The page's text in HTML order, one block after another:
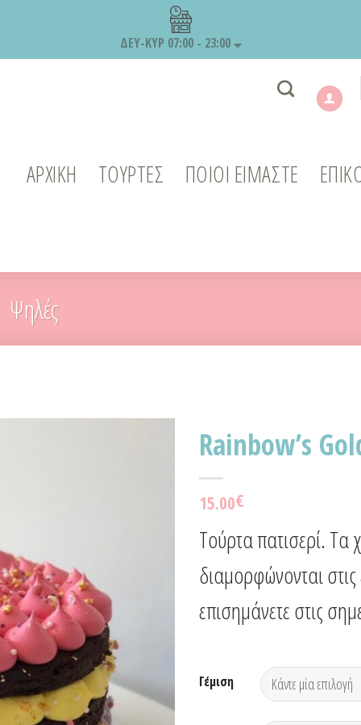
ΔΕΥ-ΚΥΡ 07:00 - 23:00
ΑΡΧΙΚΉ ΤΟΥΡΤΕΣ ΠΟΙΟΙ ΕΙΜΑΣΤΕ
Ψηλές
Rainbow’s
15.00€
Τούρτα πατισερί. Τα
διαμορφώνονται
επισημάνετε στις
Γέμιση